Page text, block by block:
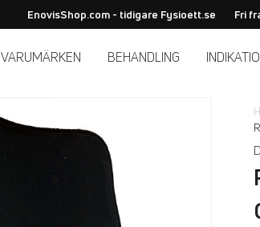
EnovisShop.com - tidigare Fysioett.se Fri
VARUMÄRKEN BEHANDLING